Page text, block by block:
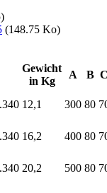
(148.75 Ko)
Gewicht
in Kg
A B
12,1 300 80
16,2 400 80
20,2 500 80